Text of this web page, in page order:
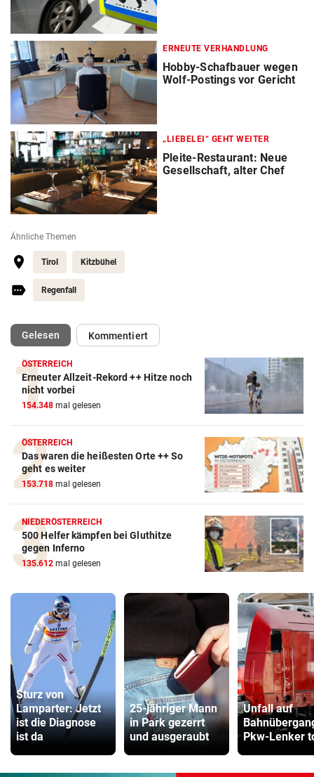
ERNEUTE VERHANDLUNG
Hobby-Schafbauer wegen
Wolf-Postings vor Gericht
„LIEBELEI“ GEHT WEITER
Pleite-Restaurant: Neue
Gesellschaft, alter Chef
Ähnliche Themen
Tirol Kitzbühel
Regenfall
Gelesen(ausgewählt)Kommentiert
ÖSTERREICH
Erneuter Allzeit-Rekord ++ Hitze noch
nicht vorbei
154.348 mal gelesen
ÖSTERREICH
Das waren die heißesten Orte ++ So
geht es weiter
153.718 mal gelesen
NIEDERÖSTERREICH
500 Helfer kämpfen bei Gluthitze
gegen Inferno
135.612 mal gelesen
Sturz von
Lamparter: Jetzt
ist die Diagnose
ist da
25-jähriger Mann
in Park gezerrt
und ausgeraubt
Unfall auf
Pkw-Lenker